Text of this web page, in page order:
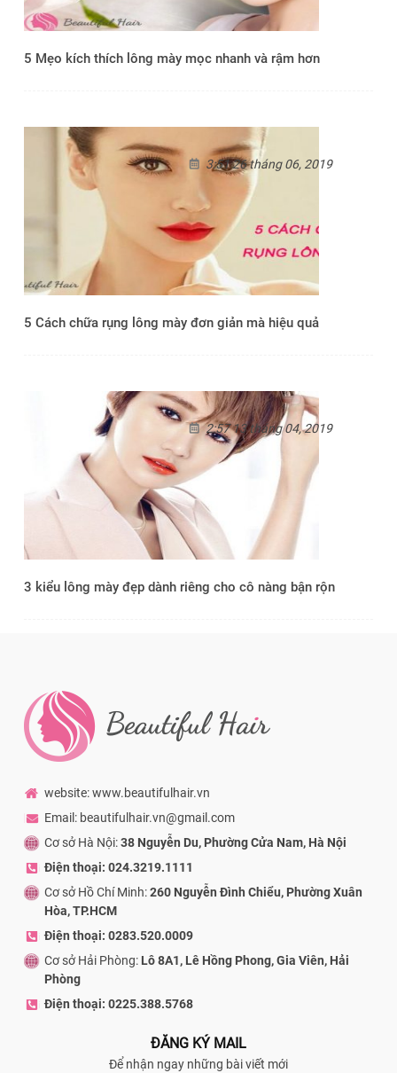
5 Mẹo kích thích lông mày mọc nhanh và rậm hơn
5 Cách chữa rụng lông mày đơn giản mà hiệu quả
3:51 26 tháng 06, 2019
3 kiểu lông mày đẹp dành riêng cho cô nàng bận rộn
2:57 13 tháng 04, 2019
website: www.beautifulhair.vn
Email: beautifulhair.vn@gmail.com
Cơ sở Hà Nội:38 Nguyễn Du, Phường Cửa Nam, Hà Nội
Điện thoại: 024.3219.1111
Cơ sở Hồ Chí Minh:260 Nguyễn Đình Chiểu, Phường Xuân
Hòa, TP.HCM
Điện thoại: 0283.520.0009
Cơ sở Hải Phòng: Lô 8A1, Lê Hồng Phong, Gia Viên, Hải
Phòng
Điện thoại: 0225.388.5768
ĐĂNG KÝ MAIL
Để nhận ngay những bài viết mới